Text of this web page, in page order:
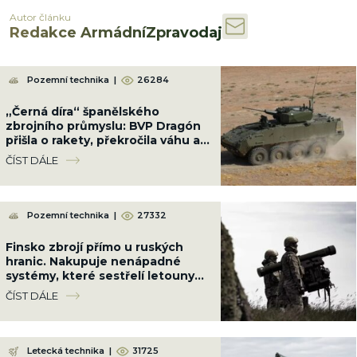
Autor článku
Redakce ArmádníZpravodaj
Pozemní technika | 26284
„Černá díra“ španělského
zbrojního průmyslu: BVP Dragón
přišla o rakety, překročila váhu a
spolkla přes 10 miliard Kč
ČÍST DÁLE
Pozemní technika | 27332
Finsko zbrojí přímo u ruských
hranic. Nakupuje nenápadné
systémy, které sestřelí letouny
na 9 km a váží jen 87 kg
ČÍST DÁLE
Letecká technika | 31725